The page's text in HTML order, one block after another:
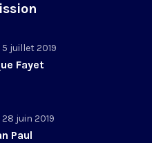
juillet 2019
Fayet
juin 2019
Paul